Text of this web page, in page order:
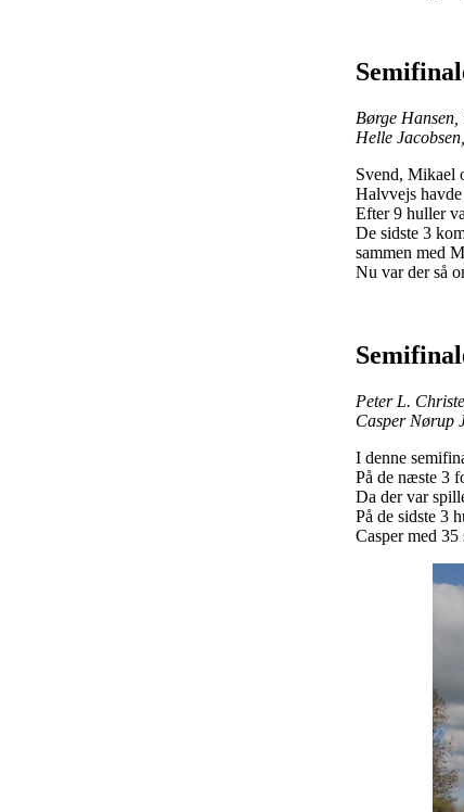
Børge
Helle
Svend, Mikael
Halvvejs
Efter 9 huller
De sidste 3
sammen med
Nu var der så
Peter L.
Casper Nørup
I denne
På de næste 3
Da der var
På de sidste 3
Casper med 35